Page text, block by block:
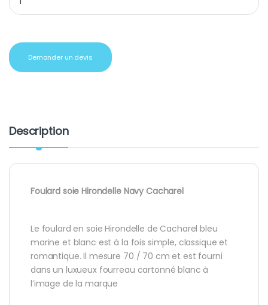
Demander un devis
Description
Foulard soie Hirondelle Navy Cacharel
Le foulard en soie Hirondelle de Cacharel bleu
marine et blanc est à la fois simple, classique et
romantique. Il mesure 70 / 70 cm et est fourni
dans un luxueux fourreau cartonné blanc à
l’image de la marque